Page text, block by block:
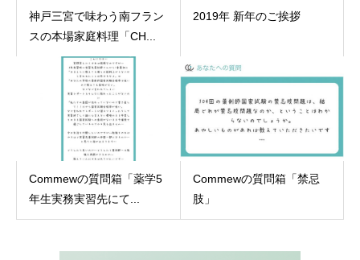
神戸三宮で味わう南フラン
スの本場家庭料理「CH...
2019年 新年のご挨拶
Commewの質問箱「薬学5
年生実務実習先にて...
Commewの質問箱「禁忌
肢」